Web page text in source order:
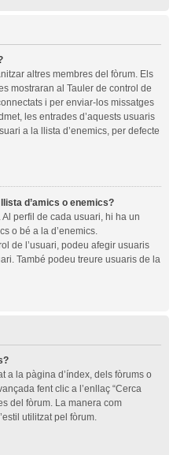
altres membres del fòrum. Els
mostraran al Tauler de control de
i per enviar-los missatges
les entrades d’aquests usuaris
a la llista d’enemics, per defecte
d’amics o enemics?
perfil de cada usuari, hi ha un
o bé a la d’enemics.
de l’usuari, podeu afegir usuaris
També podeu treure usuaris de la
a la pàgina d’índex, dels fòrums o
fent clic a l’enllaç “Cerca
del fòrum. La manera com
utilitzat pel fòrum.